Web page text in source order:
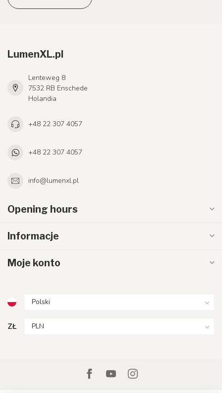
LumenXL.pl
Lenteweg 8
7532 RB Enschede
Holandia
+48 22 307 4057
+48 22 307 4057
info@lumenxl.pl
Opening hours
Informacje
Moje konto
ZŁ